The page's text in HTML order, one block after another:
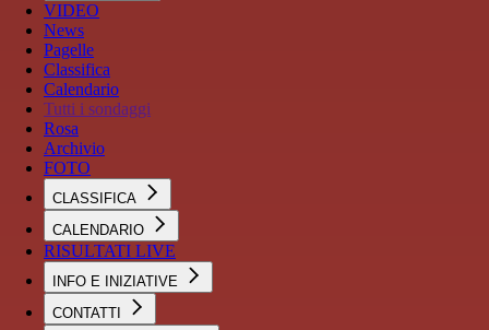
VIDEO
News
Pagelle
Classifica
Calendario
Tutti i sondaggi
Rosa
Archivio
FOTO
CLASSIFICA
CALENDARIO
RISULTATI LIVE
INFO E INIZIATIVE
CONTATTI